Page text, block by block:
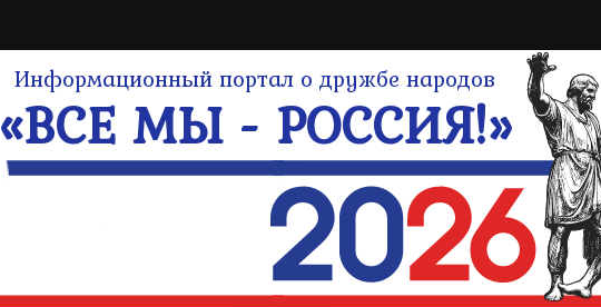
Информационный портал о дружбе народов
«ВСЕ МЫ - РОССИЯ!»